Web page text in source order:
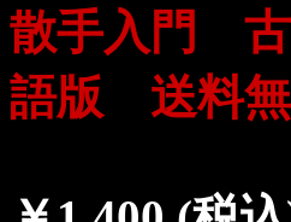
散手入門
語版 送料無